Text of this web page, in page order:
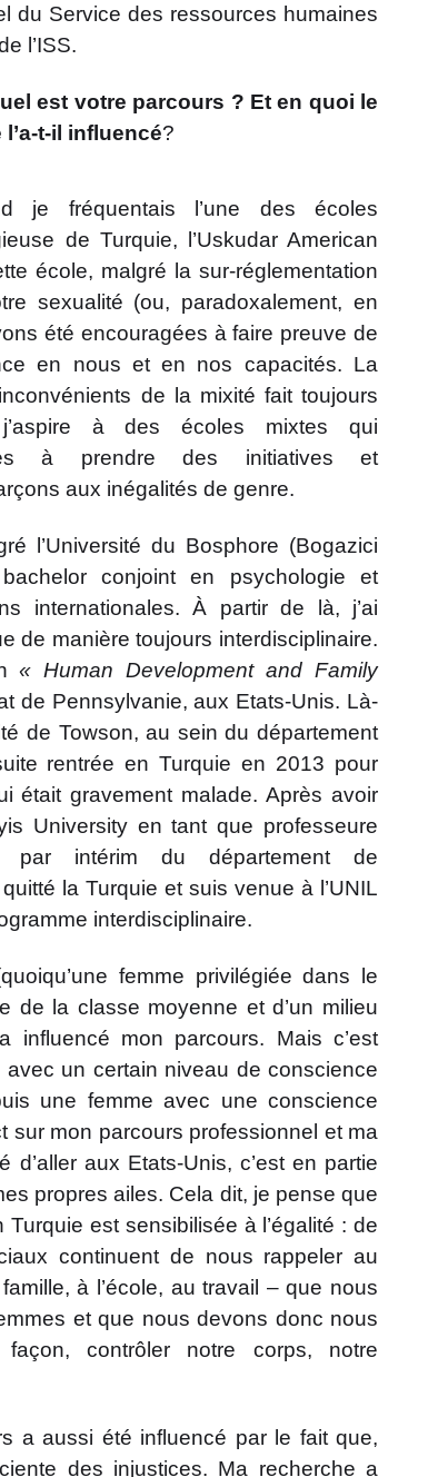
du Service des ressources humaines
l’ISS.
est votre parcours ? Et en quoi le
l’a-t-il influencé?
je fréquentais l’une des écoles
de Turquie, l’Uskudar American
école, malgré la sur-réglementation
sexualité (ou, paradoxalement, en
été encouragées à faire preuve de
en nous et en nos capacités. La
de la mixité fait toujours
j’aspire à des écoles mixtes qui
à prendre des initiatives et
aux inégalités de genre.
l’Université du Bosphore (Bogazici
conjoint en psychologie et
internationales. À partir de là, j’ai
de manière toujours interdisciplinaire.
« Human Development and Family
de Pennsylvanie, aux Etats-Unis. Là-
de Towson, au sein du département
rentrée en Turquie en 2013 pour
était gravement malade. Après avoir
University en tant que professeure
par intérim du département de
la Turquie et suis venue à l’UNIL
interdisciplinaire.
femme privilégiée dans le
de la classe moyenne et d’un milieu
influencé mon parcours. Mais c’est
avec un certain niveau de conscience
une femme avec une conscience
sur mon parcours professionnel et ma
d’aller aux Etats-Unis, c’est en partie
propres ailes. Cela dit, je pense que
est sensibilisée à l’égalité : de
continuent de nous rappeler au
à l’école, au travail – que nous
et que nous devons donc nous
façon, contrôler notre corps, notre
a aussi été influencé par le fait que,
des injustices. Ma recherche a